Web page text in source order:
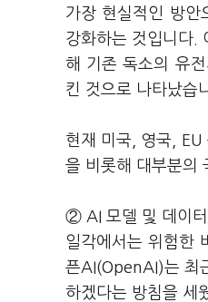
가장 현실적인 방
강화하는 것입니다.
해 기존 독소의 유
킨 것으로 나타났습
현재 미국, 영국,
을 비롯해 대부분의
② AI 모델 및 데이
일각에서는 위험한
픈AI(OpenAI)는 최
하겠다는 방침을 세